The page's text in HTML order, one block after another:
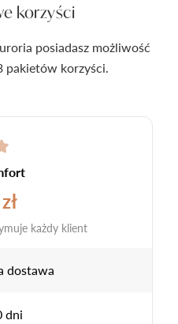
korzyści
posiadasz możliwość
pakietów korzyści.
każdy klient
dostawa
dni